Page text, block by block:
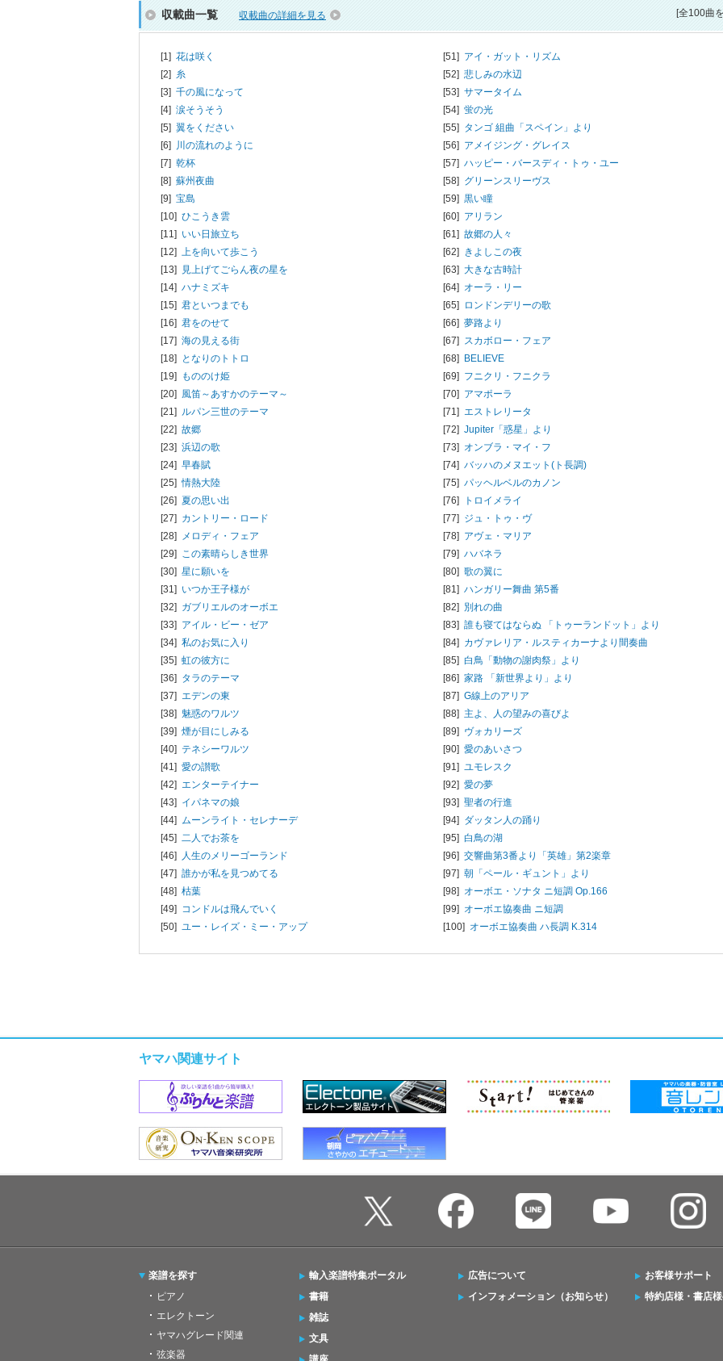
収載曲一覧 収載曲の詳細を見る [全100曲
[1] 花は咲く
[2] 糸
[3] 千の風になって
[4] 涙そうそう
[5] 翼をください
[6] 川の流れのように
[7] 乾杯
[8] 蘇州夜曲
[9] 宝島
[10] ひこうき雲
[11] いい日旅立ち
[12] 上を向いて歩こう
[13] 見上げてごらん夜の星を
[14] ハナミズキ
[15] 君といつまでも
[16] 君をのせて
[17] 海の見える街
[18] となりのトトロ
[19] もののけ姫
[20] 風笛～あすかのテーマ～
[21] ルパン三世のテーマ
[22] 故郷
[23] 浜辺の歌
[24] 早春賦
[25]情熱大陸
[26] 夏の思い出
[27] カントリー・ロード
[28] メロディ・フェア
[29] この素晴らしき世界
[30] 星に願いを
[31] いつか王子様が
[32] ガブリエルのオーボエ
[33] アイル・ビー・ゼア
[34] 私のお気に入り
[35] 虹の彼方に
[36] タラのテーマ
[37] エデンの東
[38] 魅惑のワルツ
[39] 煙が目にしみる
[40] テネシーワルツ
[41] 愛の讃歌
[42] エンターテイナー
[43] イパネマの娘
[44] ムーンライト・セレナーデ
[45] 二人でお茶を
[46] 人生のメリーゴーランド
[47] 誰かが私を見つめてる
[48] 枯葉
[49] コンドルは飛んでいく
[50] ユー・レイズ・ミー・アップ
[51] アイ・ガット・リズム
[52] 悲しみの水辺
[53] サマータイム
[54] 蛍の光
[55] タンゴ 組曲「スペイン」より
[56] アメイジング・グレイス
[57] ハッピー・バースディ・トゥ・ユー
[58] グリーンスリーヴス
[59] 黒い瞳
[60] アリラン
[61] 故郷の人々
[62] きよしこの夜
[63] 大きな古時計
[64] オーラ・リー
[65] ロンドンデリーの歌
[66] 夢路より
[67] スカボロー・フェア
[68] BELIEVE
[69] フニクリ・フニクラ
[70] アマポーラ
[71] エストレリータ
[72] Jupiter「惑星」より
[73] オンブラ・マイ・フ
[74] バッハのメヌエット(ト長調)
[75] パッヘルベルのカノン
[76]
トロイメライ
[77] ジュ・トゥ・ヴ
[78] アヴェ・マリア
[79] ハバネラ
[80] 歌の翼に
[81] ハンガリー舞曲 第5番
[82] 別れの曲
[83] 誰も寝てはならぬ 「トゥーランドット」より
[84] カヴァレリア・ルスティカーナより間奏曲
[85] 白鳥「動物の謝肉祭」より
[86] 家路 「新世界より」より
[87] G線上のアリア
[88] 主よ、人の望みの喜びよ
[89] ヴォカリーズ
[90] 愛のあいさつ
[91] ユモレスク
[92] 愛の夢
[93] 聖者の行進
[94] ダッタン人の踊り
[95] 白鳥の湖
[96] 交響曲第3番より「英雄」第2楽章
[97] 朝「ペール・ギュント」より
[98] オーボエ・ソナタ ニ短調 Op.166
[99] オーボエ協奏曲 ニ短調
[100] オーボエ協奏曲 ハ長調 K.314
ヤマハ関連サイト
楽譜を探す
ピアノ
エレクトーン
ヤマハグレード関連
弦楽器
輸入楽譜特集ポータル
書籍
雑誌
文具
広告について
インフォメーション（お知らせ）
お客様サポート
特約店様・書店